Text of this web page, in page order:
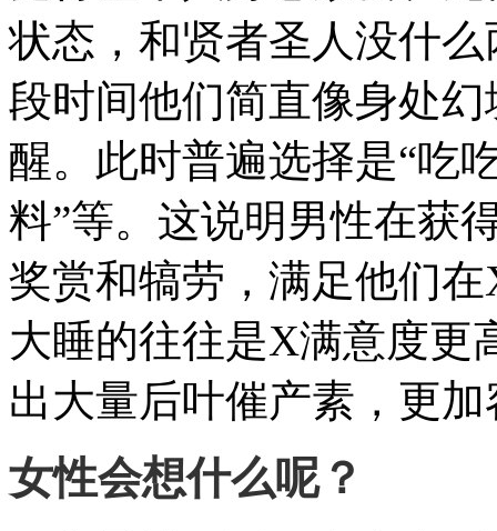
状态，和贤者圣人没什
段时间他们简直像身处
醒。此时普遍选择是“吃
料”等。这说明男性在获
奖赏和犒劳，满足他们
大睡的往往是X满意度更
出大量后叶催产素，更
女性会想什么呢？